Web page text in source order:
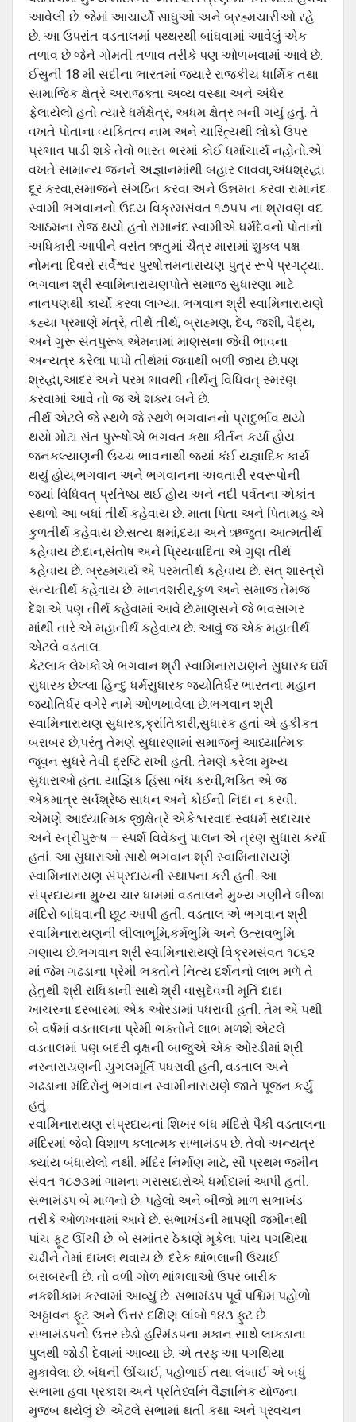
આવેલી છે. જેમાં આચાર્યો સાધુઓ અને બ્રહ્મચારીઓ રહે
છે. આ ઉપરાંત વડતાલમાં પથ્થરથી બાંધવામાં આવેલું એક
તળાવ છે જેને ગોમતી તળાવ તરીકે પણ ઓળખવામાં આવે છે.
ઈસુની 18 મી સદીના ભારતમાં જ્યારે રાજકીય ધાર્મિક તથા
સામાજિક ક્ષેત્રે અરાજક્તા અવ્ય વસ્થા અને અંધેર
ફેલાયેલો હતો ત્યારે ધર્મક્ષેત્ર, અધમ ક્ષેત્ર બની ગયું હતું. તે
વખતે પોતાના વ્યક્તિત્વ નામ અને ચારિત્ર્યથી લોકો ઉપર
પ્રભાવ પાડી શકે તેવો ભારત ભરમાં કોઈ ધર્માચાર્ય નહોતો.એ
વખતે સામાન્ય જનને અજ્ઞાનમાંથી બહાર લાવવા,અંધશ્રદ્ધા
દૂર કરવા,સમાજને સંગઠિત કરવા અને ઉન્નમત કરવા રામાનંદ
સ્વામી ભગવાનનો ઉદય વિક્રમસંવત ૧૭૫૫ ના શ્રાવણ વદ
આઠમના રોજ થયો હતો.રામાનંદ સ્વામીએ ધર્મદેવનો પોતાનો
અધિકારી આપીને વસંત ઋતુમાં ચૈત્ર માસમાં શુકલ પક્ષ
નોમના દિવસે સર્વેશ્વર પુરષોત્તમનારાયણ પુત્ર રૂપે પ્રગટ્યા.
ભગવાન શ્રી સ્વામિનારાયણપોતે સમાજ સુધારણા માટે
નાનપણથી કાર્યો કરવા લાગ્યા. ભગવાન શ્રી સ્વામિનારાયણે
કહ્યા પ્રમાણે મંત્રે, તીર્થે તીર્થ, બ્રાહ્મણ, દેવ, જશી, વૈદ્ય,
અને ગુરૂ સંતપુરૂષ એમનામાં માણસના જેવી ભાવના
અન્યત્ર કરેલા પાપો તીર્થમાં જવાથી બળી જાય છે.પણ
શ્રદ્ધા,આદર અને પરમ ભાવથી તીર્થનું વિધિવત્ સ્મરણ
કરવામાં આવે તો જ એ શક્ય બને છે.
તીર્થ એટલે જે સ્થળે જે સ્થળે ભગવાનનો પ્રાદુર્ભાવ થયો
થયો મોટા સંત પુરૂષોએ ભગવત કથા કીર્તન કર્યા હોય
જનકલ્યાણની ઉચ્ચ ભાવનાથી જ્યાં કંઈ યજ્ઞાદિક કાર્ય
થયું હોય,ભગવાન અને ભગવાનના અવતારી સ્વરૂપોની
જ્યાં વિધિવત્ પ્રતિષ્ઠા થઈ હોય અને નદી પર્વતના એકાંત
સ્થળો આ બધાં તીર્થ કહેવાય છે. માતા પિતા અને પિતામહ એ
કુળતીર્થ કહેવાય છે.સત્ય ક્ષમાં,દયા અને ઋજુતા આત્મતીર્થ
કહેવાય છે.દાન,સંતોષ અને પ્રિયવાદિતા એ ગુણ તીર્થ
કહેવાય છે. બ્રહ્મચર્ય એ પરમતીર્થ કહેવાય છે. સત્ શાસ્ત્રો
સત્યતીર્થ કહેવાય છે. માનવશરીર,કુળ અને સમાજ તેમજ
દેશ એ પણ તીર્થ કહેવામાં આવે છે.માણસને જે ભવસાગર
માંથી તારે એ મહાતીર્થ કહેવાય છે. આવું જ એક મહાતીર્થ
એટલે વડતાલ.
કેટલાક લેખકોએ ભગવાન શ્રી સ્વામિનારાયણને સુધારક ઘર્મ
સુધારક છેલ્લા હિન્દુ ધર્મસુધારક જ્યોતિર્ધર ભારતના મહાન
જ્યોતિર્ધર વગેરે નામે ઓળખાવેલા છે.ભગવાન શ્રી
સ્વામિનારાયણ સુધારક,ક્રાંતિકારી,સુધારક હતાં એ હકીકત
બરાબર છે,પરંતુ તેમણે સુધારણામાં સમાજનું આધ્યાત્મિક
જૂવન સુધરે તેવી દ્રષ્ટિ રાખી હતી. તેમણે કરેલા મુખ્ય
સુધારાઓ હતા. યાજ્ઞિક હિંસા બંધ કરવી,ભક્તિ એ જ
એકમાત્ર સર્વશ્રેષ્ઠ સાધન અને કોઈની નિંદા ન કરવી.
એમણે આધ્યાત્મિક જીક્ષેત્રે એકેશ્વરવાદ સ્વધર્મ સદાચાર
અને સ્ત્રીપુરૂષ – સ્પર્શ વિવેકનું પાલન એ ત્રણ સુધારા કર્યા
હતાં. આ સુધારાઓ સાથે ભગવાન શ્રી સ્વામિનારાયણે
સ્વામિનારાયણ સંપ્રદાયની સ્થાપના કરી હતી. આ
સંપ્રદાયના મુ્ખ્ય ચાર ધામમાં વડતાલને મુખ્ય ગણીને બીજા
મંદિરો બાંધવાની છૂટ આપી હતી. વડતાલ એ ભગવાન શ્રી
સ્વામિનારાયણની લીલાભૂમિ,કર્મભુમિ અને ઉત્સવભુમિ
ગણાય છે.ભગવાન શ્રી સ્વામિનારાયણે વિક્રમસંવત ૧૮૬૨
માં જેમ ગઢડાના પ્રેમી ભક્તોને નિત્ય દર્શનનો લાભ મળે તે
હેતુથી શ્રી રાધિકાની સાથે શ્રી વાસુદેવની મૂર્તિ દાદા
ખાચરના દરબારમાં એક ઓરડામાં પધરાવી હતી. તેમ એ પથી
બે વર્ષમાં વડતાલના પ્રેમી ભક્તોને લાભ મળશે એટલે
વડતાલમાં પણ બદરી વૃક્ષની બાજુએ એક ઓરડીમાં શ્રી
નરનારાયણની યુગલમૂર્તિ પધરાવી હતી, વડતાલ અને
ગઢડાના મંદિરોનું ભગવાન સ્વામીનારાયણે જાતે પૂજન કર્યું
હતું.
સ્વામિનારાયણ સંપ્રદાયનાં શિખર બંધ મંદિરો પૈકી વડતાલના
મંદિરમાં જેવો વિશાળ કલાત્મક સભામંડપ છે. તેવો અન્યત્ર
ક્યાંય બંધાયેલો નથી. મંદિર નિર્માણ માટે, સૌ પ્રથમ જમીન
સંવત ૧૮૭૩માં ગામના ગરાસદારોએ ધર્માદામાં આપી હતી.
સભામંડપ બે માળનો છે. પહેલો અને બીજો માળ સભાખંડ
તરીકે ઓળખવામાં આવે છે. સભાખંડની માપણી જમીનથી
પાંચ ફૂટ ઊંચી છે. બે સમાંતર ઠેકાણે મૂકેલા પાંચ પગથિયા
ચઢીને તેમાં દાખલ થવાય છે. દરેક થાંભલાની ઉંચાઈ
બરાબરની છે. તો વળી ગોળ થાંભલાઓ ઉપર બારીક
નકશીકામ કરવામાં આવ્યું છે. સભામંડપ પૂર્વ પશ્ચિમ પહોળો
અઠ્ઠાવન ફૂટ અને ઉત્તર દક્ષિણ લાંબો ૧૪૩ ફુટ છે.
સભામંડપનો ઉત્તર છેડો હરિમંડપના મકાન સાથે લાકડાના
પુલથી જોડી દેવામાં આવ્યા છે. એ તરફ આ પગથિયા
મુકાવેલા છે. બંધની ઊંચાઈ, પહોળાઈ તથા લંબાઈ એ બધું
સભામા હવા પ્રકાશ અને પ્રતિધ્વનિ વૈજ્ઞાનિક યોજના
મુજબ થયેલું છે. એટલે સભામાં થતી કથા અને પ્રવચન